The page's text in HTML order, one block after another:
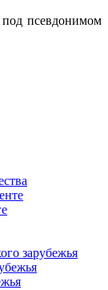
под псевдонимом
зарубежья